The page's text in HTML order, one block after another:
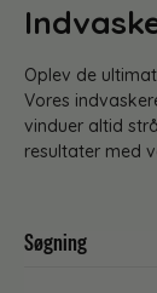
Oplev de
Vores
vinduer altid
resultater med
Søgning